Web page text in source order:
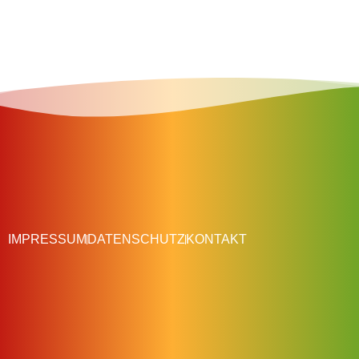
IMPRESSUM DATENSCHUTZ KONTAKT